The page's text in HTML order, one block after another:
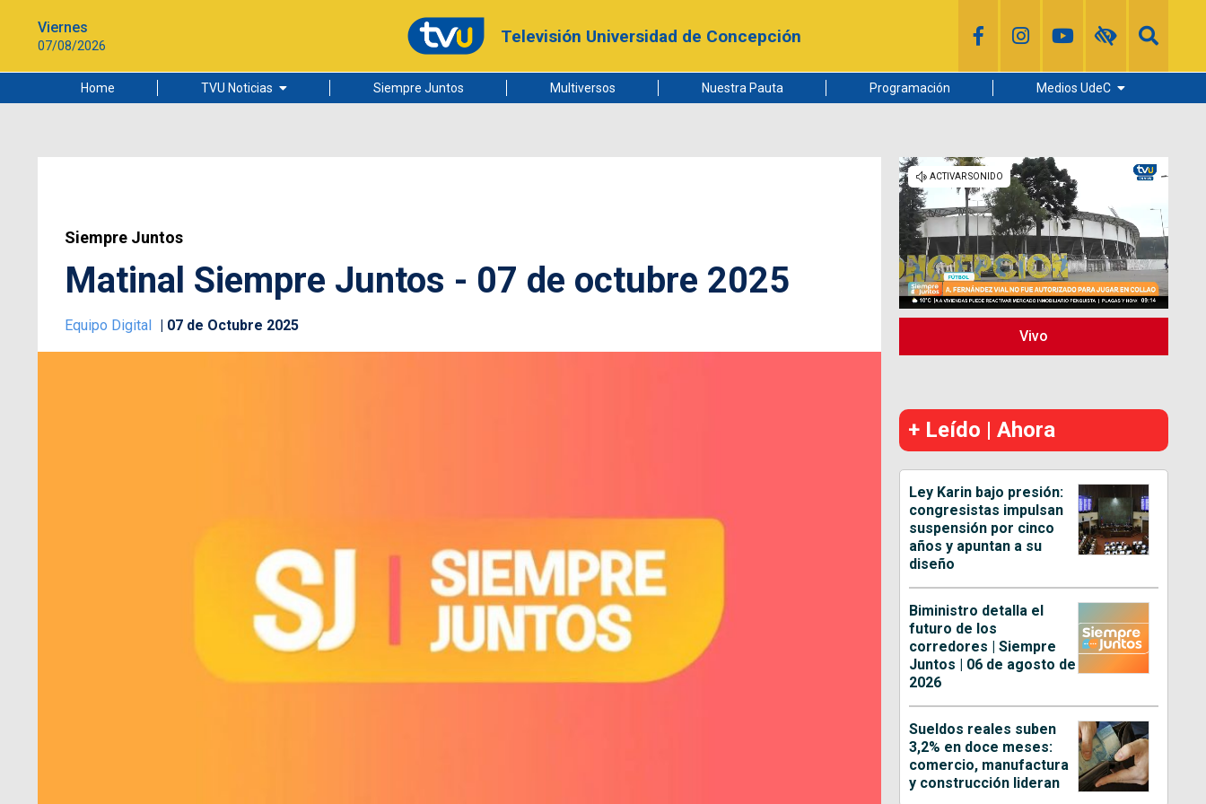
Viernes
07/08/2026 Televisión Universidad de Concepción
Home TVU Noticias
Ciudad
Siempre Juntos Multiversos Nuestra Pauta Programación Medios UdeC
Radio UdeC
Noticias UdeC
La Discusión
Siempre Juntos
Matinal Siempre Juntos - 07 de octubre 2025
Equipo Digital 07 de Octubre 2025
Vivo
+ Leído | Ahora
Ley Karin bajo presión:
congresistas impulsan
suspensión por cinco
años y apuntan a su
diseño
Biministro detalla el
futuro de los
corredores | Siempre
Juntos | 06 de agosto de
2026
Sueldos reales suben
3,2% en doce meses:
comercio, manufactura
y construcción lideran